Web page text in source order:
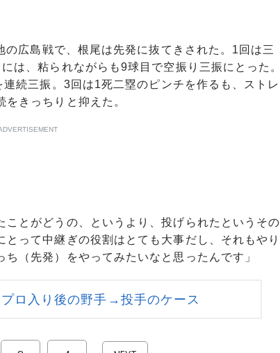
広島戦で、根尾は先発に抜てきされた。1回は三
は、粘られながらも9球目で空振り三振にとった。
続三振。3回は1死二塁のピンチを作るも、ストレ
きっちりと抑えた。
ことがどうの、というより、投げられたというその
って中継ぎの役割はとても大事だし、それもやり
（先発）をやってみたいなと思ったんです」
ロ入り後の野手→投手のケース